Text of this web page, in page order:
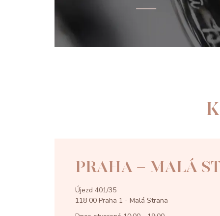
PRAHA - MALÁ
Újezd 401/35
118 00 Praha 1 - Malá Strana